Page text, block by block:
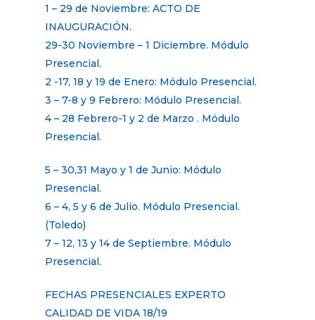
1 – 29 de Noviembre: ACTO DE
INAUGURACIÓN.
29-30 Noviembre – 1 Diciembre. Módulo
Presencial.
2 -17, 18 y 19 de Enero: Módulo Presencial.
3 – 7-8 y 9 Febrero: Módulo Presencial.
4 – 28 Febrero-1 y 2 de Marzo . Módulo
Presencial.
5 – 30,31 Mayo y 1 de Junio: Módulo
Presencial.
6 – 4, 5 y 6 de Julio. Módulo Presencial.
(Toledo)
7 – 12, 13 y 14 de Septiembre. Módulo
Presencial.
FECHAS PRESENCIALES EXPERTO
CALIDAD DE VIDA 18/19